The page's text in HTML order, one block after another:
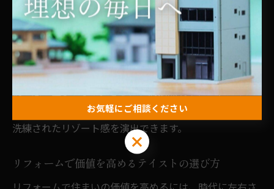
です。例えば、ホワイトやベージュを基調にしたナチュ
ラルモダンな配色や、ウッドや石材などの自然素材を多
用するアイデアが挙げられます。家具やファブリック
も、リゾートホテルを参考にコーディネートすることで
統一感が生まれます。さらに、間接照明やアートパネル
の設置など、視覚的なアクセントを加えることで、より
洗練されたリゾート感を演出できます。
リフォームで価値を高めるテイストの選び方
お気軽にご相談ください
お気軽にご相談ください